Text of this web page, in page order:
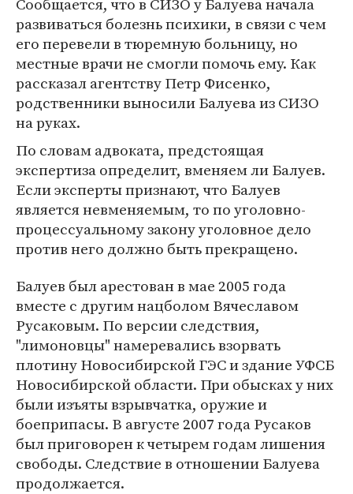
развиваться болезнь психики, в связи с чем
его перевели в тюремную больницу, но
местные врачи не смогли помочь ему. Как
рассказал агентству Петр Фисенко,
родственники выносили Балуева из СИЗО
на руках.
По словам адвоката, предстоящая
экспертиза определит, вменяем ли Балуев.
Если эксперты признают, что Балуев
является невменяемым, то по уголовно-
процессуальному закону уголовное дело
против него должно быть прекращено.
Балуев был арестован в мае 2005 года
вместе с другим нацболом Вячеславом
Русаковым. По версии следствия,
"лимоновцы" намеревались взорвать
плотину Новосибирской ГЭС и здание УФСБ
Новосибирской области. При обысках у них
были изъяты взрывчатка, оружие и
боеприпасы. В августе 2007 года Русаков
был приговорен к четырем годам лишения
свободы. Следствие в отношении Балуева
продолжается.